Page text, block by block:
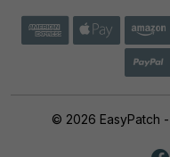
© 2026 EasyPatch -